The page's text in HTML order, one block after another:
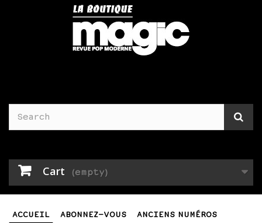
Cart (empty)
ACCUEIL ABONNEZ-VOUS
ANCIENS NUMÉROS